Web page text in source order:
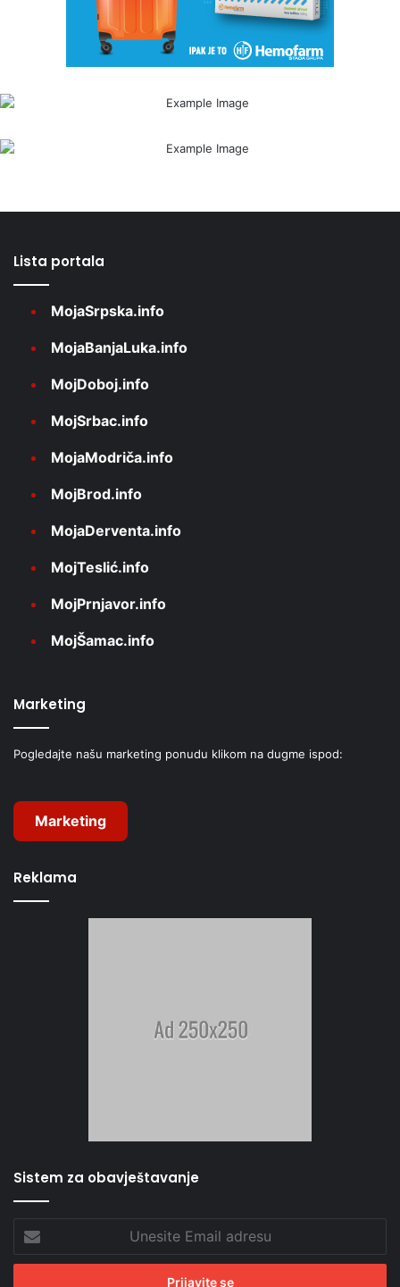
Lista portala
MojaSrpska.info
MojaBanjaLuka.info
MojDoboj.info
MojSrbac.info
MojaModriča.info
MojBrod.info
MojaDerventa.info
MojTeslić.info
MojPrnjavor.info
MojŠamac.info
Marketing
Pogledajte našu marketing ponudu klikom na dugme ispod:
Marketing
Reklama
Sistem za obavještavanje
Email
adresu